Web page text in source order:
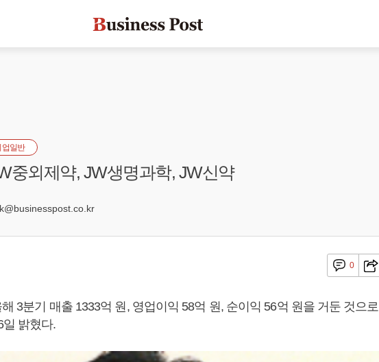
업일반
중외제약, JW생명과학, JW신약
0
3분기 매출 1333억 원, 영업이익 58억 원, 순이익 56억 원을 거둔 것으로
밝혔다.